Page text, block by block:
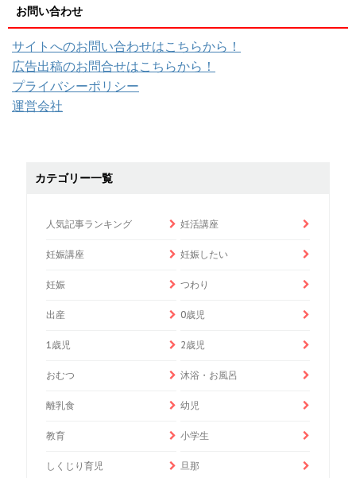
お問い合わせ
サイトへのお問い合わせはこちらから！
広告出稿のお問合せはこちらから！
プライバシーポリシー
運営会社
カテゴリー一覧
人気記事ランキング 妊活講座
妊娠講座 妊娠したい
妊娠 つわり
出産 0歳児
1歳児 2歳児
おむつ 沐浴・お風呂
離乳食 幼児
教育 小学生
しくじり育児 旦那